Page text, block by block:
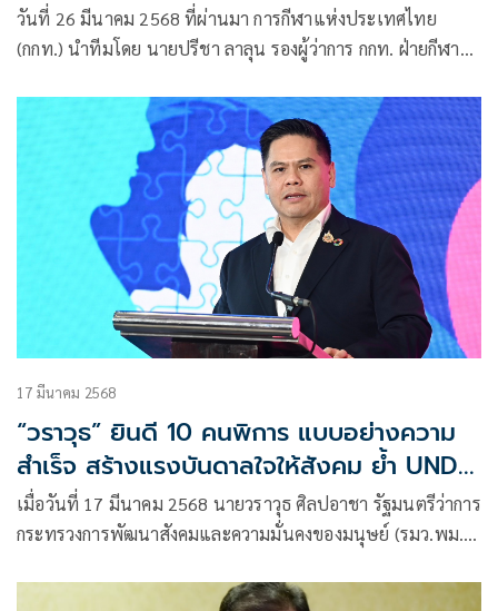
วันที่ 26 มีนาคม 2568 ที่ผ่านมา การกีฬาแห่งประเทศไทย
(กกท.) นำทีมโดย นายปรีชา ลาลุน รองผู้ว่าการ กกท. ฝ่ายกีฬา
ประธานสหพันธ์กีฬาคนพิการแห่งอาเซียน (เอพีเอสเอฟ),
พ.อ.หญิง ดร.วันดี โตสุวรรณ เลขาธิการสหพันธ์กีฬาคนพิการ
แห่งอาเซียน, คณะกรรมการจัดการแข่งขันกีฬาแห่งประเทศไทย
(THASOC), ผู้แทนจากการกีฬาแห่งประเทศไทย, ผู้แทนสมาคม
กีฬาคนพิการแห่งประเทศไทย
17 มีนาคม 2568
“วราวุธ” ยินดี 10 คนพิการ แบบอย่างความ
สำเร็จ สร้างแรงบันดาลใจให้สังคม ย้ำ UNDP
นำโมเดล พม. พัฒนาคนพิการ ศึกษา-ขยาย
ต่อประเทศอื่นๆ
เมื่อวันที่ 17 มีนาคม 2568 นายวราวุธ ศิลปอาชา รัฐมนตรีว่าการ
กระทรวงการพัฒนาสังคมและความมั่นคงของมนุษย์ (รมว.พม.)